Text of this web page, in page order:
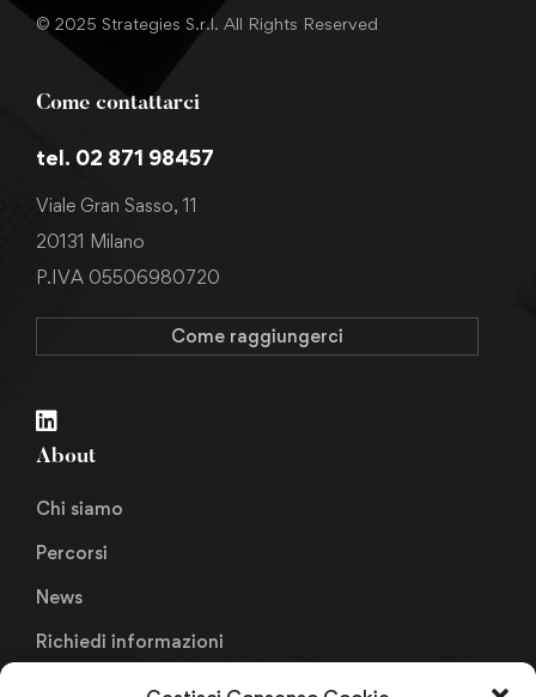
© 2025 Strategies S.r.l. All Rights Reserved
Come contattarci
tel. 02 871 98457
Viale Gran Sasso, 11
20131 Milano
P.IVA 05506980720
Come raggiungerci
About
Chi siamo
Percorsi
News
Richiedi informazioni